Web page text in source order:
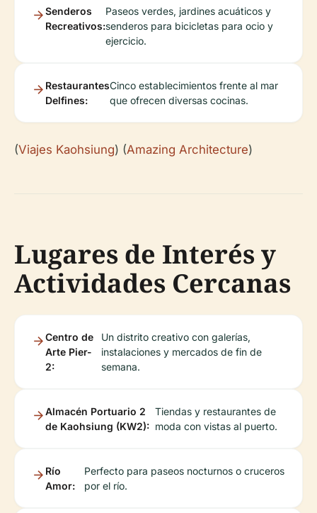
Senderos
Recreativos:
Paseos verdes, jardines acuáticos y
senderos para bicicletas para ocio y
ejercicio.
Restaurantes
Delfines:
Cinco establecimientos frente al mar
que ofrecen diversas cocinas.
(Viajes Kaohsiung) (Amazing Architecture)
Lugares de Interés y
Actividades Cercanas
Centro de
Arte Pier-
2:
Un distrito creativo con galerías,
instalaciones y mercados de fin de
semana.
Almacén Portuario 2
de Kaohsiung (KW2):
Tiendas y restaurantes de
moda con vistas al puerto.
Río
Amor:
Perfecto para paseos nocturnos o cruceros
por el río.